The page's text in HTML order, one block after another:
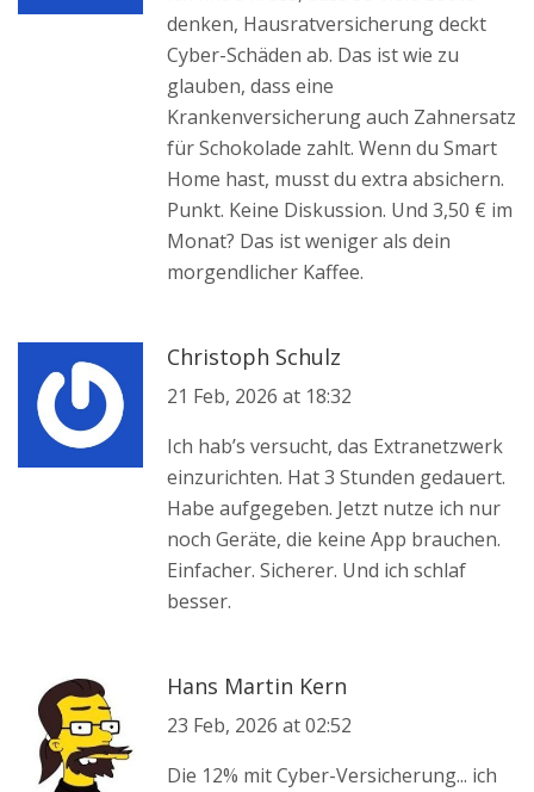
denken, Hausratversicherung deckt
Cyber-Schäden ab. Das ist wie zu
glauben, dass eine
Krankenversicherung auch Zahnersatz
für Schokolade zahlt. Wenn du Smart
Home hast, musst du extra absichern.
Punkt. Keine Diskussion. Und 3,50 € im
Monat? Das ist weniger als dein
morgendlicher Kaffee.
Christoph Schulz
21 Feb, 2026 at 18:32
Ich hab’s versucht, das Extranetzwerk
einzurichten. Hat 3 Stunden gedauert.
Habe aufgegeben. Jetzt nutze ich nur
noch Geräte, die keine App brauchen.
Einfacher. Sicherer. Und ich schlaf
besser.
Hans Martin Kern
23 Feb, 2026 at 02:52
Die 12% mit Cyber-Versicherung... ich